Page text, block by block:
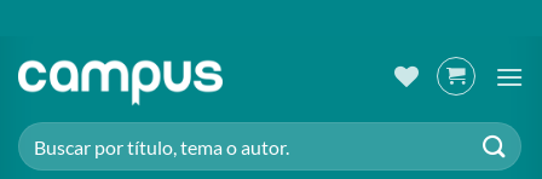
contenido
Buscar
por: